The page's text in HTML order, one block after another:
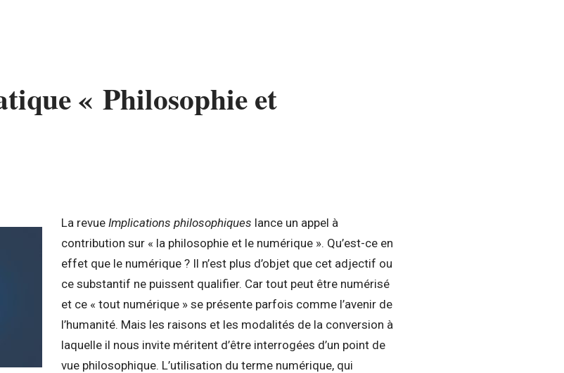
« Philosophie et
La revueImplications philosophiques lance un appel à
contribution sur « la philosophie et le numérique ». Qu’est-ce en
effet que le numérique ? Il n’est plus d’objet que cet adjectif ou
ce substantif ne puissent qualifier. Car tout peut être numérisé
et ce « tout numérique » se présente parfois comme l’avenir de
l’humanité. Mais les raisons et les modalités de la conversion à
laquelle il nous invite méritent d’être interrogées d’un point de
vue philosophique. L’utilisation du terme numérique, qui